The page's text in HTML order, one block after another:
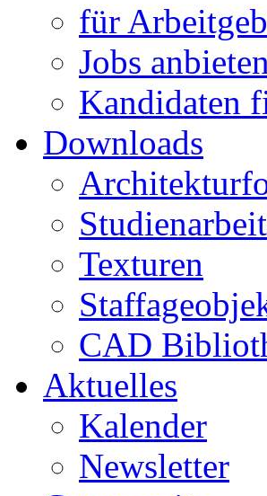
für
Jobs anbieten
Kandidaten
Downloads
Texturen
CAD
Aktuelles
Kalender
Newsletter